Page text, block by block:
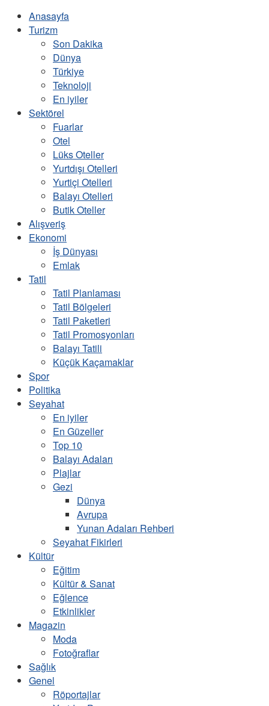
Anasayfa
Turizm
Son Dakika
Dünya
Türkiye
Teknoloji
En iyiler
Sektörel
Fuarlar
Otel
Lüks Oteller
Yurtdışı Otelleri
Yurtiçi Otelleri
Balayı Otelleri
Butik Oteller
Alışveriş
Ekonomi
İş Dünyası
Emlak
Tatil
Tatil Planlaması
Tatil Bölgeleri
Tatil Paketleri
Tatil Promosyonları
Balayı Tatili
Küçük Kaçamaklar
Spor
Politika
Seyahat
En iyiler
En Güzeller
Top 10
Balayı Adaları
Plajlar
Gezi
Dünya
Avrupa
Yunan Adaları Rehberi
Seyahat Fikirleri
Kültür
Eğitim
Kültür & Sanat
Eğlence
Etkinlikler
Magazin
Moda
Fotoğraflar
Sağlık
Genel
Röportajlar